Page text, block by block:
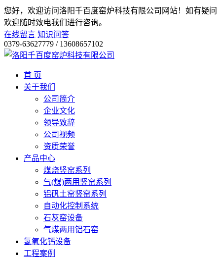
您好，欢迎访问洛阳千百度窑炉科技有限公司网站！ 如有疑问
欢迎随时致电我们进行咨询。
在线留言 知识问答
0379-63627779 / 13608657102
首 页
关于我们
公司简介
企业文化
领导致辞
公司视频
资质荣誉
产品中心
煤烧竖窑系列
气(煤)两用竖窑系列
铝矾土窑竖窑系列
自动化控制系统
石灰窑设备
气煤两用铝石窑
氢氧化钙设备
工程案例